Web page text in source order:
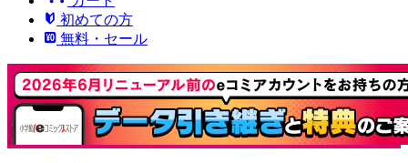
初めての方
無料・セール